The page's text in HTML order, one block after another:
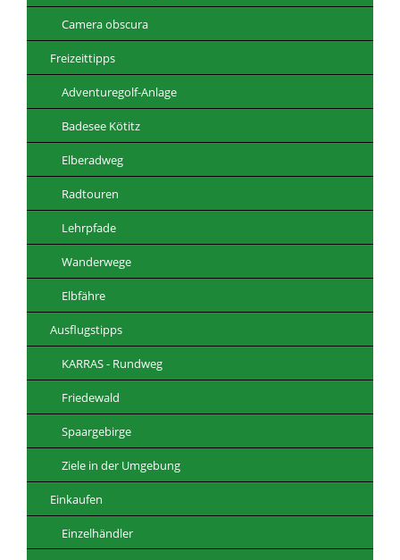
Camera obscura
Freizeittipps
Adventuregolf-Anlage
Badesee Kötitz
Elberadweg
Radtouren
Lehrpfade
Wanderwege
Elbfähre
Ausflugstipps
KARRAS - Rundweg
Friedewald
Spaargebirge
Ziele in der Umgebung
Einkaufen
Einzelhändler